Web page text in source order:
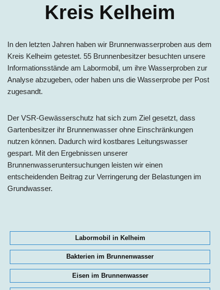
Kreis Kelheim
In den letzten Jahren haben wir Brunnenwasserproben aus dem
Kreis Kelheim getestet. 55 Brunnenbesitzer besuchten unsere
Informationsstände am Labormobil, um ihre Wasserproben zur
Analyse abzugeben, oder haben uns die Wasserprobe per Post
zugesandt.
Der VSR-Gewässerschutz hat sich zum Ziel gesetzt, dass
Gartenbesitzer ihr Brunnenwasser ohne Einschränkungen
nutzen können. Dadurch wird kostbares Leitungswasser
gespart. Mit den Ergebnissen unserer
Brunnenwasseruntersuchungen leisten wir einen
entscheidenden Beitrag zur Verringerung der Belastungen im
Grundwasser.
Labormobil in Kelheim
Bakterien im Brunnenwasser
Eisen im Brunnenwasser